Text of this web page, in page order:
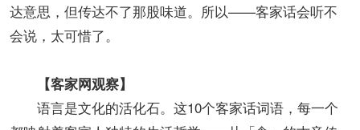
达意思，但传达不了那股味道。所以——客家话会听不
会说，太可惜了。
【客家网观察】
语言是文化的活化石。这10个客家话词语，每一个